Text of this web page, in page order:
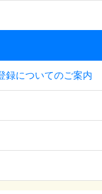
録についてのご案内